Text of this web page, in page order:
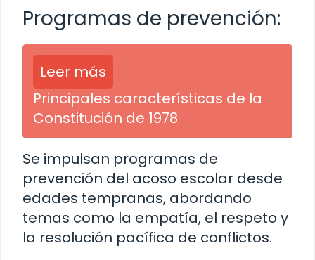
Programas de prevención:
Leer más
Principales características de la
Constitución de 1978
Se impulsan programas de
prevención del acoso escolar desde
edades tempranas, abordando
temas como la empatía, el respeto y
la resolución pacífica de conflictos.